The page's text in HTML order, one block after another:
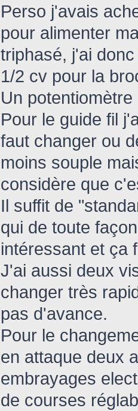
Perso j'avais
pour alimenter
triphasé, j'ai
1/2 cv pour la
Un
Pour le guide fil
faut changer ou
moins souple
considère que
Il suffit de
qui de toute
intéressant et ça
J'ai aussi deux
changer très
pas d'avance.
Pour le
en attaque deux
embrayages
de courses